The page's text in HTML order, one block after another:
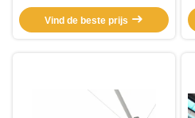
Fan Air Blower voor koeling met
een hoog volume en een lage
snelheid
Vind de beste prijs